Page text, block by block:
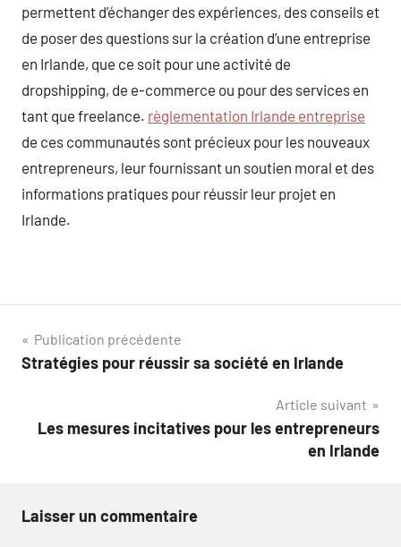
permettent d’échanger des expériences, des conseils et
de poser des questions sur la création d’une entreprise
en Irlande, que ce soit pour une activité de
dropshipping, de e-commerce ou pour des services en
tant que freelance. règlementation Irlande entreprise
de ces communautés sont précieux pour les nouveaux
entrepreneurs, leur fournissant un soutien moral et des
informations pratiques pour réussir leur projet en
Irlande.
Navigation
de
Publication précédente
Stratégies pour réussir sa société en Irlande
Article suivant
Les mesures incitatives pour les entrepreneurs
en Irlande
Laisser un commentaire